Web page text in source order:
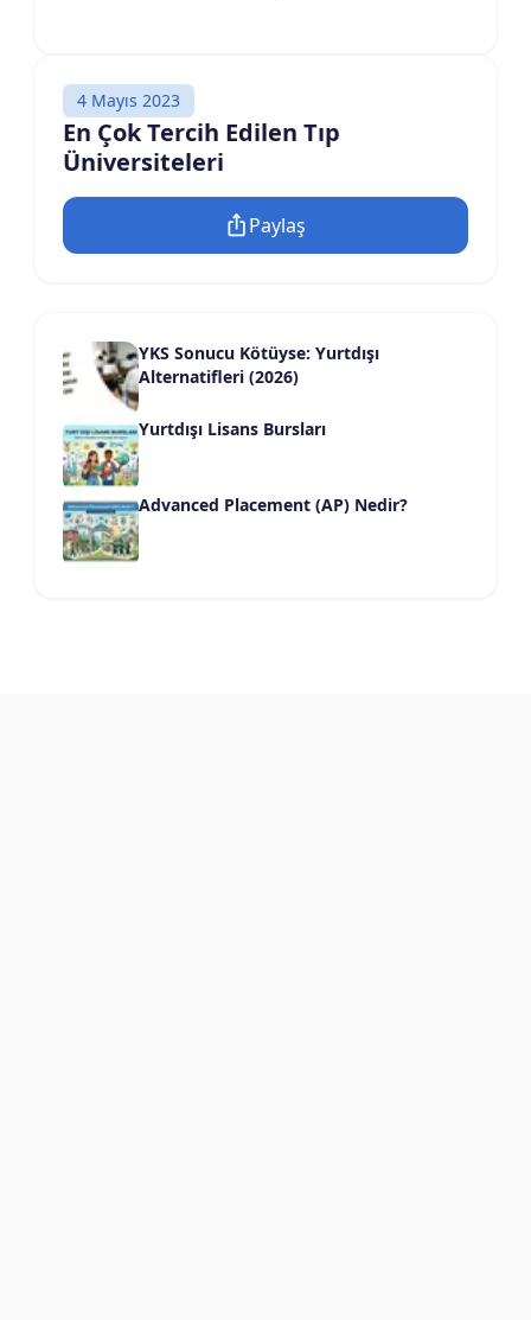
4 Mayıs 2023
En Çok Tercih Edilen Tıp
Üniversiteleri
Paylaş
YKS Sonucu Kötüyse: Yurtdışı
Alternatifleri (2026)
Yurtdışı Lisans Bursları
Advanced Placement (AP) Nedir?